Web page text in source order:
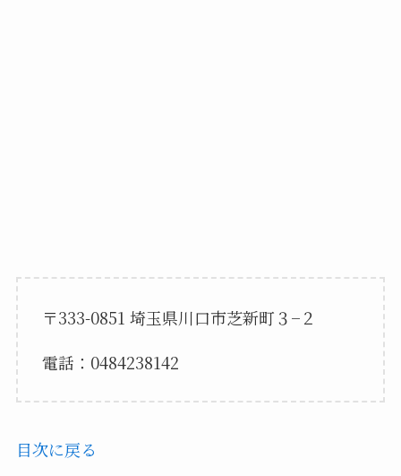
〒333-0851 埼玉県川口市芝新町３−２
電話：0484238142
目次に戻る